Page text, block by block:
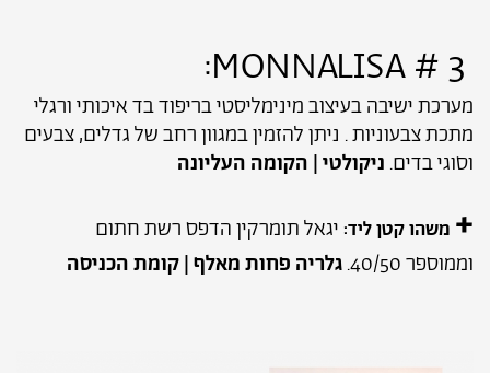
מערכת ישיבה בעיצוב מינימליסטי בריפוד בד איכותי ורגלי
מתכת צבעוניות . ניתן להזמין במגוון רחב של גדלים, צבעים
וסוגי בדים. ניקולטי | הקומה העליונה
+ משהו קטן ליד: יגאל תומרקין הדפס רשת חתום
וממוספר 40/50.
גלריה פחות מאלף | קומת הכניסה